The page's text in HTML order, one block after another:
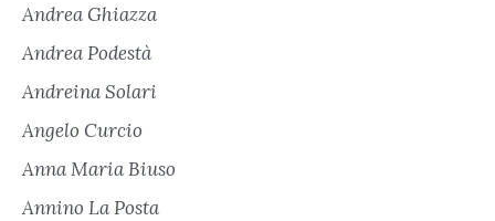
Andrea Ghiazza
Andrea Podestà
Andreina Solari
Angelo Curcio
Anna Maria Biuso
Annino La Posta